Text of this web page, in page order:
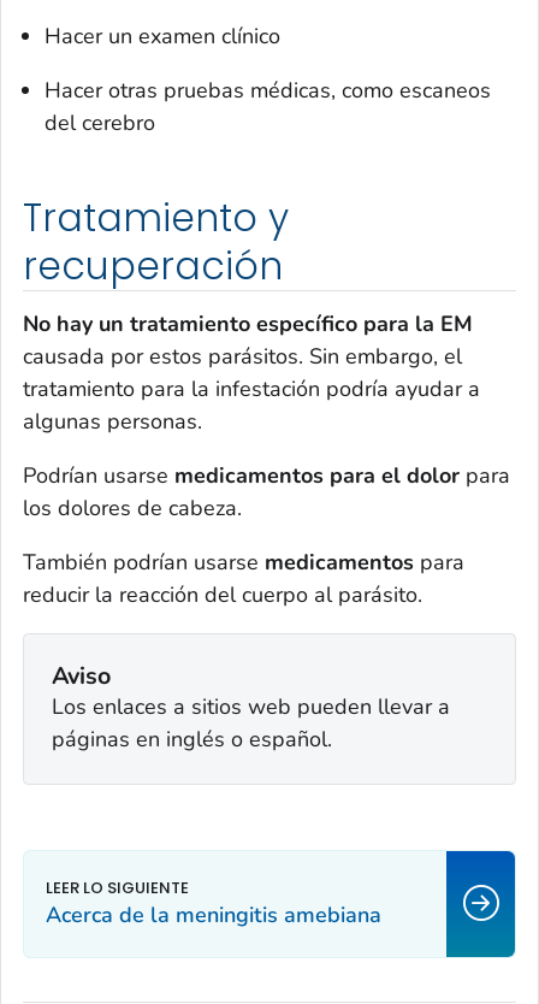
Hacer un examen clínico
Hacer otras pruebas médicas, como escaneos
del cerebro
Tratamiento y
recuperación
No hay un tratamiento específico para la EM
causada por estos parásitos. Sin embargo, el
tratamiento para la infestación podría ayudar a
algunas personas.
Podrían usarse medicamentos para el dolor para
los dolores de cabeza.
También podrían usarse medicamentos para
reducir la reacción del cuerpo al parásito.
Aviso
Los enlaces a sitios web pueden llevar a
páginas en inglés o español.
Acerca de la meningitis amebiana